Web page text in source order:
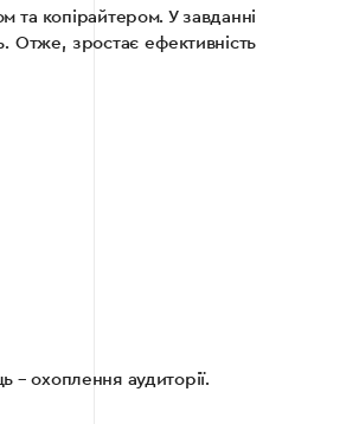
та копірайтером. У завданні
Отже, зростає ефективність
– охоплення аудиторії.